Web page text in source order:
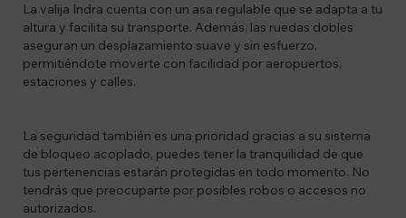
La valija Indra cuenta con un asa regulable que se adapta a tu
altura y facilita su transporte. Además, las ruedas dobles
aseguran un desplazamiento suave y sin esfuerzo,
permitiéndote moverte con facilidad por aeropuertos,
estaciones y calles.
La seguridad también es una prioridad gracias a su sistema
de bloqueo acoplado, puedes tener la tranquilidad de que
tus pertenencias estarán protegidas en todo momento. No
tendrás que preocuparte por posibles robos o accesos no
autorizados.